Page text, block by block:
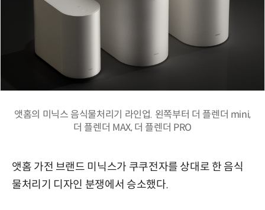
앳홈의 미닉스 음식물처리기 라인업. 왼쪽부터 더 플렌더 mini,
더 플렌더 MAX, 더 플렌더 PRO
앳홈 가전 브랜드 미닉스가 쿠쿠전자를 상대로 한 음식
물처리기 디자인 분쟁에서 승소했다.